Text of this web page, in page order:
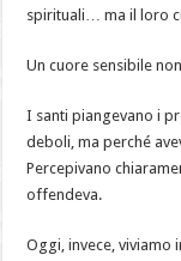
spirituali… ma il loro
Un cuore sensibile
I santi piangevano i
deboli, ma perché
Percepivano
offendeva.
Oggi, invece, viviamo